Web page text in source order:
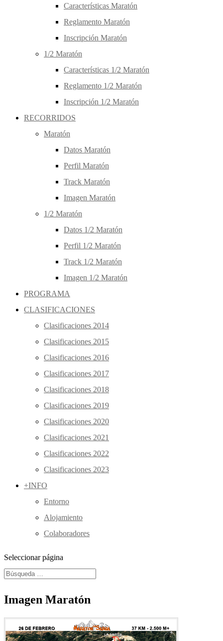
Características Maratón
Reglamento Maratón
Inscripción Maratón
1/2 Maratón
Características 1/2 Maratón
Reglamento 1/2 Maratón
Inscripción 1/2 Maratón
RECORRIDOS
Maratón
Datos Maratón
Perfil Maratón
Track Maratón
Imagen Maratón
1/2 Maratón
Datos 1/2 Maratón
Perfil 1/2 Maratón
Track 1/2 Maratón
Imagen 1/2 Maratón
PROGRAMA
CLASIFICACIONES
Clasificaciones 2014
Clasificaciones 2015
Clasificaciones 2016
Clasificaciones 2017
Clasificaciones 2018
Clasificaciones 2019
Clasificaciones 2020
Clasificaciones 2021
Clasificaciones 2022
Clasificaciones 2023
+INFO
Entorno
Alojamiento
Colaboradores
Seleccionar página
Imagen Maratón